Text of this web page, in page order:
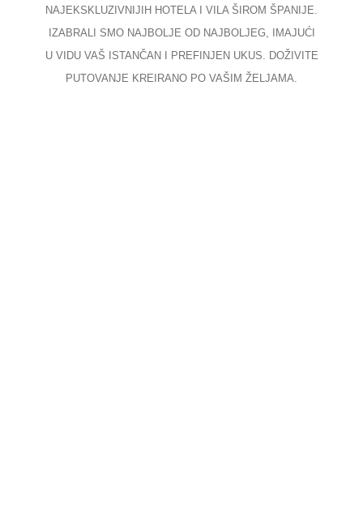
NAJEKSKLUZIVNIJIH HOTELA I VILA ŠIROM ŠPANIJE.
IZABRALI SMO NAJBOLJE OD NAJBOLJEG, IMAJUĆI
U VIDU VAŠ ISTANČAN I PREFINJEN UKUS. DOŽIVITE
PUTOVANJE KREIRANO PO VAŠIM ŽELJAMA.